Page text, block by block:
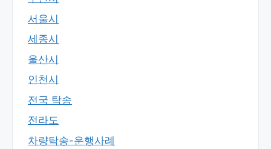
서울시
세종시
울산시
인천시
전국 탁송
전라도
차량탁송-운행사례